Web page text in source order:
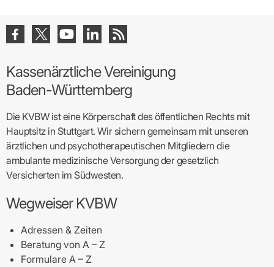
Kassenärztliche Vereinigung
Baden-Württemberg
Die KVBW ist eine Körperschaft des öffentlichen Rechts mit
Hauptsitz in Stuttgart. Wir sichern gemeinsam mit unseren
ärztlichen und psychotherapeutischen Mitgliedern die
ambulante medizinische Versorgung der gesetzlich
Versicherten im Südwesten.
Wegweiser KVBW
Adressen & Zeiten
Beratung von A – Z
Formulare A – Z